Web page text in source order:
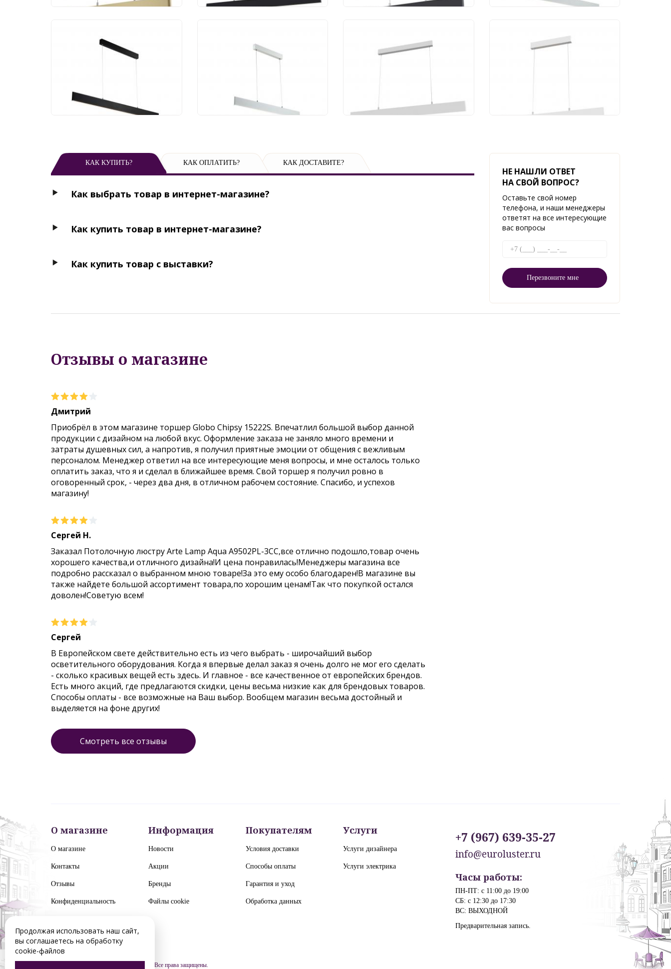
Люстра Maytoni Step
P010PL-L30B
16 990 руб.
P010PL-L23W
Maytoni Step P010PL-
Подвесной светильник
Maytoni Step P010PL-
КАК КУПИТЬ? КАК ОПЛАТИТЬ? КАК ДОСТАВИТЕ?
Как выбрать товар в интернет-магазине?
Как купить товар в интернет-магазине?
Как купить товар с выставки?
НЕ НАШЛИ ОТВЕТ
НА СВОЙ ВОПРОС?
Оставьте свой номер
телефона, и наши менеджеры
ответят на все интересующие
вас вопросы
Отзывы о магазине
Дмитрий
Приобрёл в этом магазине торшер Globo Chipsy 15222S. Впечатлил большой выбор данной
продукции с дизайном на любой вкус. Оформление заказа не заняло много времени и
затраты душевных сил, а напротив, я получил приятные эмоции от общения с вежливым
персоналом. Менеджер ответил на все интересующие меня вопросы, и мне осталось только
оплатить заказ, что я и сделал в ближайшее время. Свой торшер я получил ровно в
оговоренный срок, - через два дня, в отличном рабочем состояние. Спасибо, и успехов
магазину!
Сергей Н.
Заказал Потолочную люстру Arte Lamp Aqua A9502PL-3CC,все отлично подошло,товар очень
хорошего качества,и отличного дизайна!И цена понравилась!Менеджеры магазина все
подробно рассказал о выбранном мною товаре!За это ему особо благодарен!В магазине вы
также найдете большой ассортимент товара,по хорошим ценам!Так что покупкой остался
доволен!Советую всем!
Сергей
В Европейском свете действительно есть из чего выбрать - широчайший выбор
осветительного оборудования. Когда я впервые делал заказ я очень долго не мог его сделать
- сколько красивых вещей есть здесь. И главное - все качественное от европейских брендов.
Есть много акций, где предлагаются скидки, цены весьма низкие как для брендовых товаров.
Способы оплаты - все возможные на Ваш выбор. Вообщем магазин весьма достойный и
выделяется на фоне других!
Смотреть все отзывы
О магазине
О магазине
Контакты
Отзывы
Конфиденциальность
Информация
Новости
Акции
Бренды
Файлы cookie
Покупателям
Условия доставки
Способы оплаты
Гарантия и уход
Обработка данных
Услуги
Услуги дизайнера
Услуги электрика
+7 (967) 639-35-27
info@euroluster.ru
Часы работы:
ПН-ПТ: с 11:00 до 19:00
СБ: с 12:30 до 17:30
ВС: ВЫХОДНОЙ
Предварительная запись.
© 2012-2026 nizhnevartovsk.euroluster.ru. Все права защищены.
Продолжая использовать наш сайт,
вы соглашаетесь на обработку
cookie-файлов